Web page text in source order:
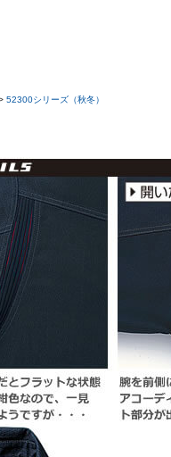
52300シリーズ（秋冬）